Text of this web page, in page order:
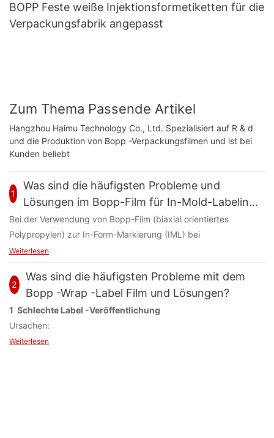
BOPP Feste weiße Injektionsformetiketten für die
Verpackungsfabrik angepasst
Zum Thema Passende Artikel
Hangzhou Haimu Technology Co., Ltd. Spezialisiert auf R & d
und die Produktion von Bopp -Verpackungsfilmen und ist bei
Kunden beliebt
1
Was sind die häufigsten Probleme und
Lösungen im Bopp-Film für In-Mold-Labeling
(IML) -Anwendungen?
Bei der Verwendung von Bopp-Film (biaxial orientiertes
Polypropylen) zur In-Form-Markierung (IML) bei
Injektionsformeln können sich beim Druck, Verarbeitung und
finden Sie eine detaillierte Aufschlüsselung gemeinsamer
Probleme und entsprechender Lösungen.
1 Druckprobleme
Probleme:
Weiterlesen
2
Was sind die häufigsten Probleme mit dem
Bopp -Wrap -Label Film und Lösungen?
1 Schlechte Label -Veröffentlichung
Ursachen:
●Unzureichender oder minderwertiger Klebstoff.
Weiterlesen